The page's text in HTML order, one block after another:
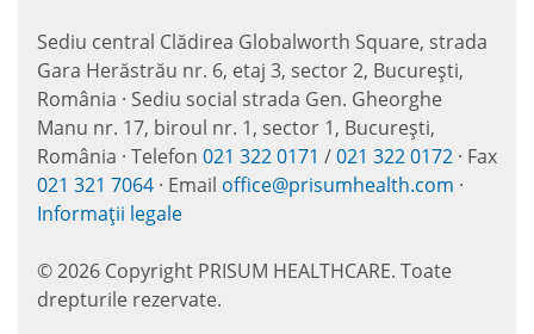
Sediu central Clădirea Globalworth Square, strada
Gara Herăstrău nr. 6, etaj 3, sector 2, București,
România · Sediu social strada Gen. Gheorghe
Manu nr. 17, biroul nr. 1, sector 1, București,
România · Telefon 021 322 0171 /021 322 0172 · Fax
021 321 7064 · Email office@prisumhealth.com ·
Informații legale
© 2026 Copyright PRISUM HEALTHCARE. Toate
drepturile rezervate.